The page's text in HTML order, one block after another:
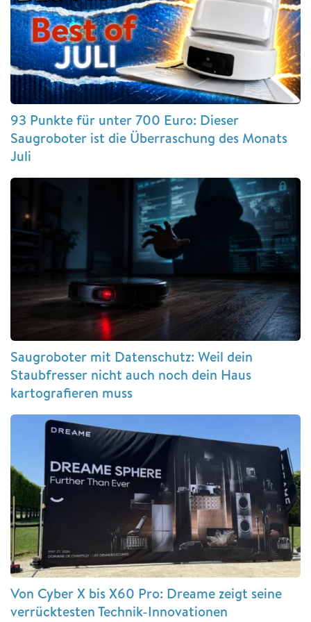
93 Punkte für unter 700 Euro: Dieser
Saugroboter ist die Überraschung des Monats
Juli
Saugroboter mit Datenschutz: Weil dein
Staubfresser nicht auch noch dein Haus
kartografieren muss
Von Cyber X bis X60 Pro: Dreame zeigt seine
verrücktesten Technik-Innovationen